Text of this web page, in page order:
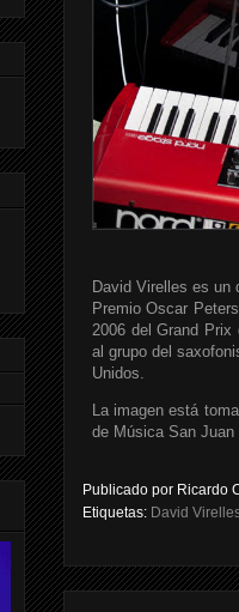
David Virelles es un
Premio Oscar
2006 del Grand
al grupo del
Unidos.
La imagen está
de Música San
Publicado por Ricardo
Etiquetas: David